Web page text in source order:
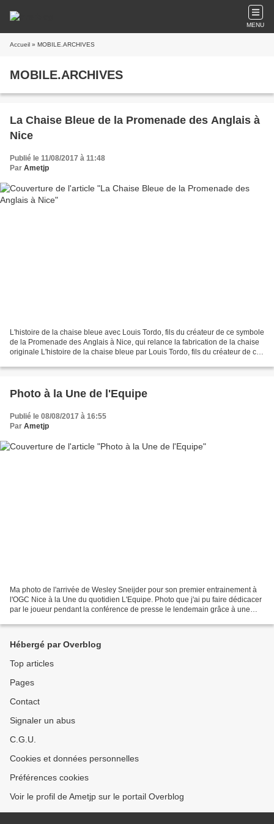
MENU
Accueil » MOBILE.ARCHIVES
MOBILE.ARCHIVES
La Chaise Bleue de la Promenade des Anglais à
Nice
Publié le 11/08/2017 à 11:48
Par Ametjp
L'histoire de la chaise bleue avec Louis Tordo, fils du créateur de ce symbole
de la Promenade des Anglais à Nice, qui relance la fabrication de la chaise
originale L'histoire de la chaise bleue par Louis Tordo, fils du créateur de ce
Photo à la Une de l'Equipe
Publié le 08/08/2017 à 16:55
Par Ametjp
Ma photo de l'arrivée de Wesley Sneijder pour son premier entrainement à
l'OGC Nice à la Une du quotidien L'Equipe. Photo que j'ai pu faire dédicacer
par le joueur pendant la conférence de presse le lendemain grâce à une
Hébergé par Overblog
Top articles
Pages
Contact
Signaler un abus
C.G.U.
Cookies et données personnelles
Préférences cookies
Voir le profil de Ametjp sur le portail Overblog